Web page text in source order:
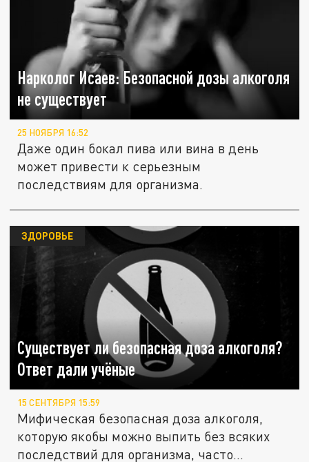
Нарколог Исаев: Безопасной дозы алкоголя
не существует
25 НОЯБРЯ 16:52
Даже один бокал пива или вина в день
может привести к серьезным
последствиям для организма.
Существует ли безопасная доза алкоголя?
Ответ дали учёные
ЗДОРОВЬЕ
15 СЕНТЯБРЯ 15:59
Мифическая безопасная доза алкоголя,
которую якобы можно выпить без всяких
последствий для организма, часто...